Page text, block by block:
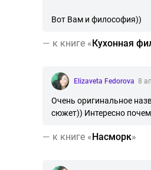
Вот Вам и философия))
— к книге «Кухонная
Elizaveta Fedorova 8
Очень оригинальное
сюжет)) Интересно
— к книге «Насморк»